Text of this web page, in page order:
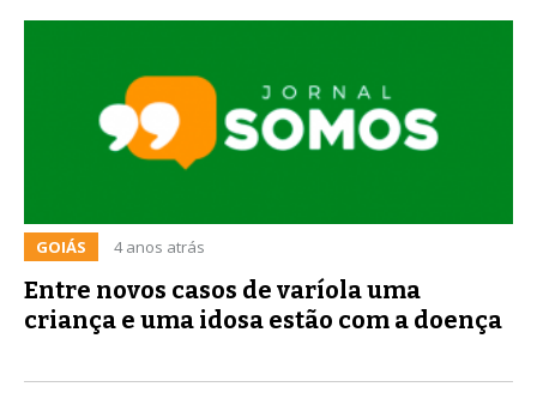
GOIÁS 4 anos atrás
Entre novos casos de varíola uma
criança e uma idosa estão com a doença